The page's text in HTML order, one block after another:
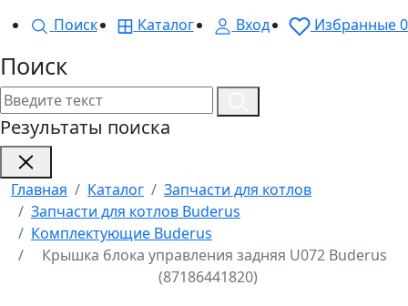
Поиск
Каталог Вход Избранные0
Поиск
Результаты поиска
Главная Каталог
Запчасти для котлов
Запчасти для котлов Buderus
Комплектующие Buderus
Крышка блока управления задняя U072 Buderus
(87186441820)